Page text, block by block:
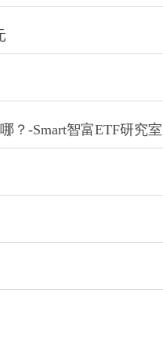
？-Smart智富ETF研究室